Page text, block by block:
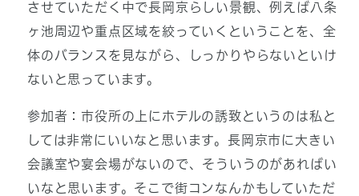
させていただく中で長岡京らしい景観、例えば八条
ヶ池周辺や重点区域を絞っていくということを、全
体のバランスを見ながら、しっかりやらないといけ
ないと思っています。
参加者：市役所の上にホテルの誘致というのは私と
しては非常にいいなと思います。長岡京市に大きい
会議室や宴会場がないので、そういうのがあればい
いなと思います。そこで街コンなんかもしていただ